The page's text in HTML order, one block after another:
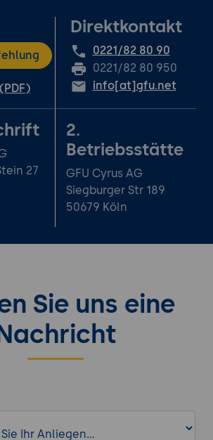
Direktkontakt
0221/82 80 90
0221/82 80 950
info[at]gfu.net
27
2.
Betriebsstätte
GFU Cyrus AG
Siegburger Str 189
50679 Köln
Sie uns eine